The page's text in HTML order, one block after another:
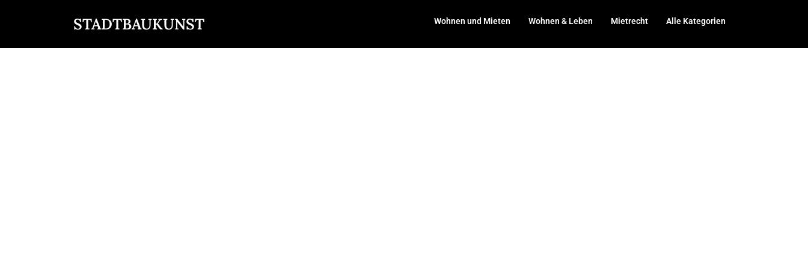
STADTBAUKUNST Wohnen und Mieten Wohnen & Leben Mietrecht Alle Kategorien